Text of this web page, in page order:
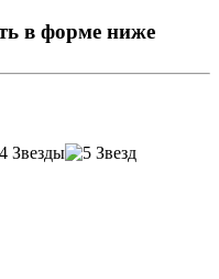
в форме ниже